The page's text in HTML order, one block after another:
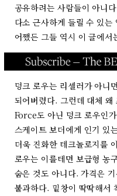
공유하려는 사람들이 아니
다소 근사하게 들릴 수 있
어쨌든 그들 역시 이 글에
덩크 로우는 리셀러가 아니
되어버렸다. 그런데 대체
Force도 아닌 덩크 로우인
스케이트 보더에게 인기 있
더욱 진화한 테크놀로지를
로우는 이를테면 보급형 농
숨은 것도 아니다. 가격은
불과하다. 밑창이 딱딱해서